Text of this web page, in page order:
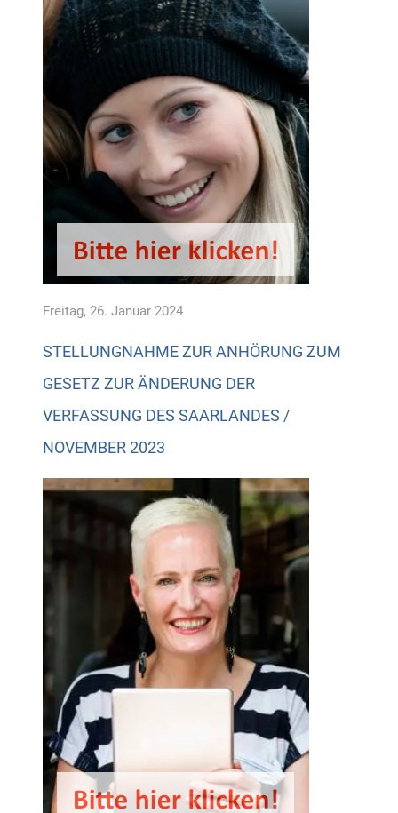
Freitag, 26. Januar 2024
STELLUNGNAHME ZUR ANHÖRUNG ZUM
GESETZ ZUR ÄNDERUNG DER
VERFASSUNG DES SAARLANDES /
NOVEMBER 2023